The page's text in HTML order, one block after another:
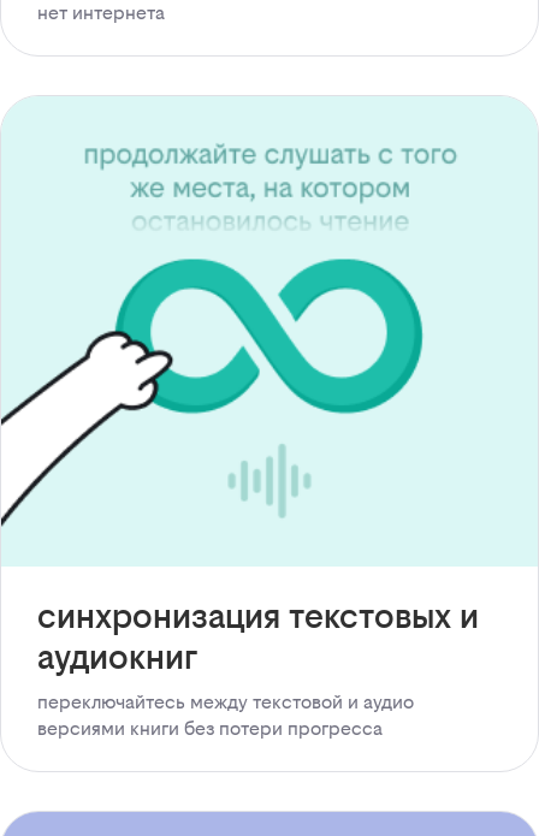
нет интернета
синхронизация текстовых и
аудиокниг
переключайтесь между текстовой и аудио
версиями книги без потери прогресса